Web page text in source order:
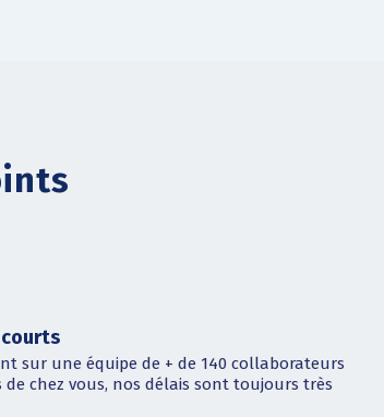
sur une équipe de + de 140 collaborateurs
de chez vous, nos délais sont toujours très